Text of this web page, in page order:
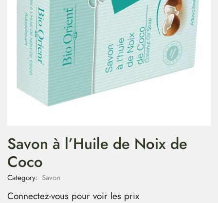
Savon à l’Huile de Noix de
Coco
Category: Savon
Connectez-vous pour voir les prix